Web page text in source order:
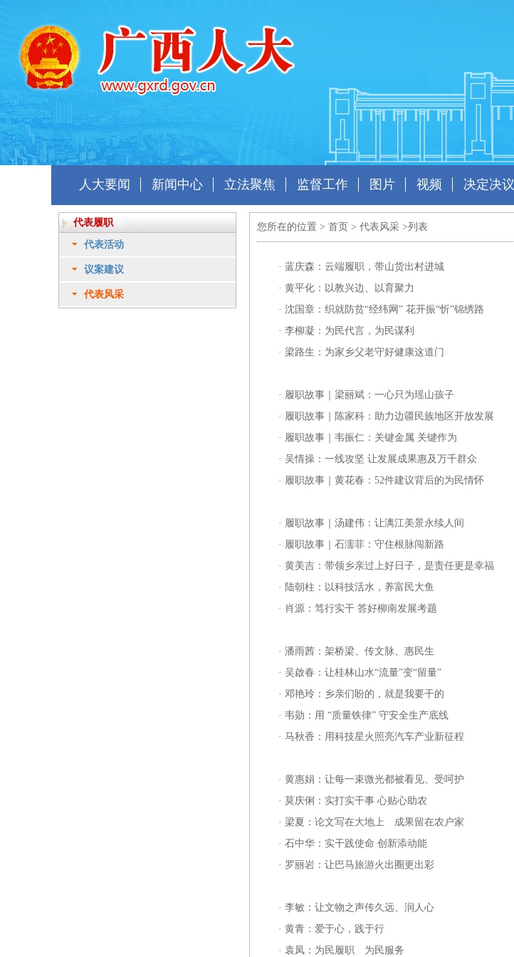
人大要闻 新闻中心 立法聚焦 监督工作 图片 视频 决定决议
代表履职
代表活动
议案建议
代表风采
您所在的位置 > 首页 > 代表风采 >列表
· 蓝庆森：云端履职，带山货出村进城
· 黄平化：以教兴边、以育聚力
· 沈国章：织就防贫“经纬网” 花开振“忻”锦绣路
· 李柳凝：为民代言，为民谋利
· 梁路生：为家乡父老守好健康这道门
· 履职故事｜梁丽斌：一心只为瑶山孩子
· 履职故事｜陈家科：助力边疆民族地区开放发展
· 履职故事｜韦振仁：关键金属 关键作为
· 吴情操：一线攻坚 让发展成果惠及万千群众
· 履职故事｜黄花春：52件建议背后的为民情怀
· 履职故事｜汤建伟：让漓江美景永续人间
· 履职故事｜石濡菲：守住根脉闯新路
· 黄美吉：带领乡亲过上好日子，是责任更是幸福
· 陆朝柱：以科技活水，养富民大鱼
· 肖源：笃行实干 答好柳南发展考题
· 潘雨茜：架桥梁、传文脉、惠民生
· 吴啟春：让桂林山水“流量”变“留量”
· 邓艳玲：乡亲们盼的，就是我要干的
· 韦勋：用 “质量铁律” 守安全生产底线
· 马秋香：用科技星火照亮汽车产业新征程
· 黄惠娟：让每一束微光都被看见、受呵护
· 莫庆俐：实打实干事 心贴心助农
· 梁夏：论文写在大地上 成果留在农户家
· 石中华：实干践使命 创新添动能
· 罗丽岩：让巴马旅游火出圈更出彩
· 李敏：让文物之声传久远、润人心
· 黄青：爱于心，践于行
· 袁凤：为民履职 为民服务